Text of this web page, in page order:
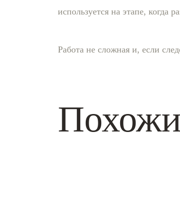
используется на этапе, когда
Работа не сложная и, если